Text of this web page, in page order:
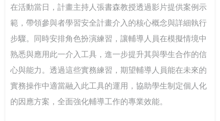
在活動當日，計畫主持人張書森教授透過影片提供案例示
範，帶領參與者學習安全計畫介入的核心概念與詳細執行
步驟。同時安排角色扮演練習，讓輔導人員在模擬情境中
熟悉與應用此一介入工具，進一步提升其與學生合作的信
心與能力。透過這些實務練習，期望輔導人員能在未來的
實務操作中適當融入此工具的運用，協助學生制定個人化
的因應方案，全面強化輔導工作的專業效能。